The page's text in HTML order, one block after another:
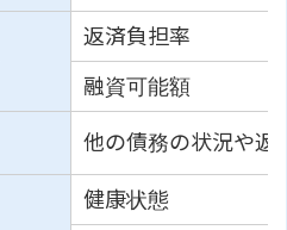
返済負担率
融資可能額
他の債務の状況や返
健康状態